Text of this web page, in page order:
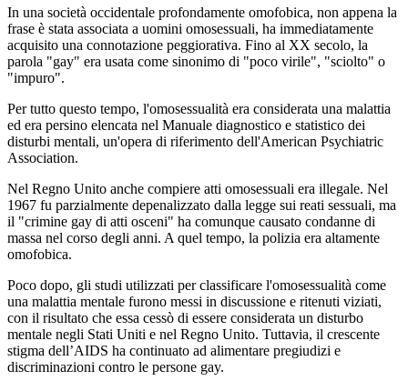
In una società occidentale profondamente omofobica, non appena la
frase è stata associata a uomini omosessuali, ha immediatamente
acquisito una connotazione peggiorativa. Fino al XX secolo, la
parola "gay" era usata come sinonimo di "poco virile", "sciolto" o
"impuro".
Per tutto questo tempo, l'omosessualità era considerata una malattia
ed era persino elencata nel Manuale diagnostico e statistico dei
disturbi mentali, un'opera di riferimento dell'American Psychiatric
Association.
Nel Regno Unito anche compiere atti omosessuali era illegale. Nel
1967 fu parzialmente depenalizzato dalla legge sui reati sessuali, ma
il "crimine gay di atti osceni" ha comunque causato condanne di
massa nel corso degli anni. A quel tempo, la polizia era altamente
omofobica.
Poco dopo, gli studi utilizzati per classificare l'omosessualità come
una malattia mentale furono messi in discussione e ritenuti viziati,
con il risultato che essa cessò di essere considerata un disturbo
mentale negli Stati Uniti e nel Regno Unito. Tuttavia, il crescente
stigma dell’AIDS ha continuato ad alimentare pregiudizi e
discriminazioni contro le persone gay.